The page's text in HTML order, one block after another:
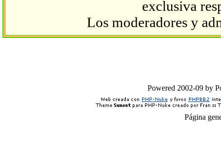
exclusiva
Los moderadores y
Powered 2002-09 by
Página